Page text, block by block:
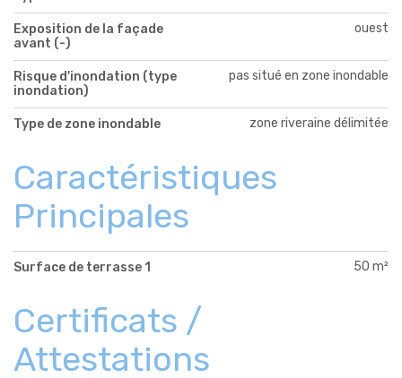
Exposition de la façade
avant (-)
ouest
Risque d'inondation (type
inondation)
pas situé en zone inondable
Type de zone inondable zone riveraine délimitée
Caractéristiques
Principales
Surface de terrasse 1 50 m²
Certificats /
Attestations